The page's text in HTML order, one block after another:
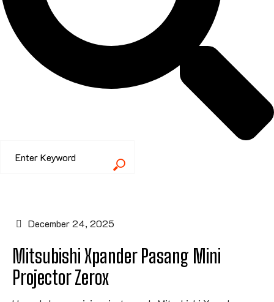
December 24, 2025
Mitsubishi Xpander Pasang Mini
Projector Zerox